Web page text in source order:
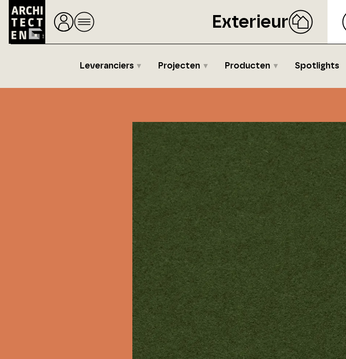
Exterieur
Leveranciers Projecten Producten Spotlights